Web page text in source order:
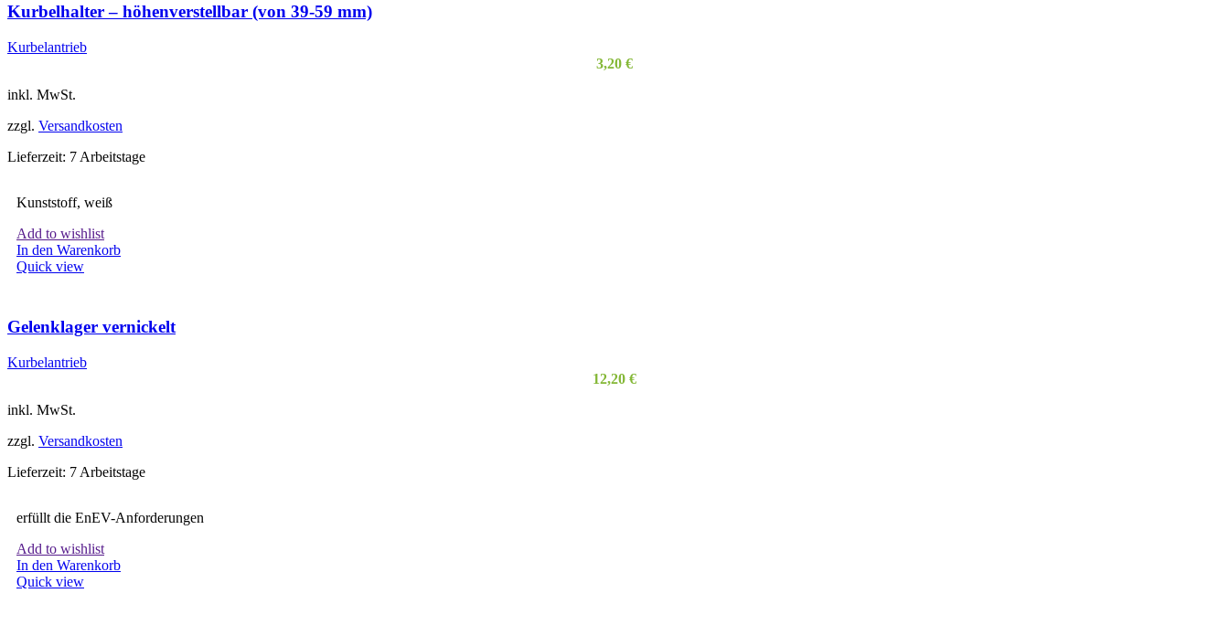
Kurbelhalter – höhenverstellbar (von 39-59 mm)
Kurbelantrieb
3,20 €
inkl. MwSt.
zzgl. Versandkosten
Lieferzeit: 7 Arbeitstage
Kunststoff, weiß
Add to wishlist
In den Warenkorb
Quick view
Gelenklager vernickelt
Kurbelantrieb
12,20 €
inkl. MwSt.
zzgl. Versandkosten
Lieferzeit: 7 Arbeitstage
erfüllt die EnEV-Anforderungen
Add to wishlist
In den Warenkorb
Quick view